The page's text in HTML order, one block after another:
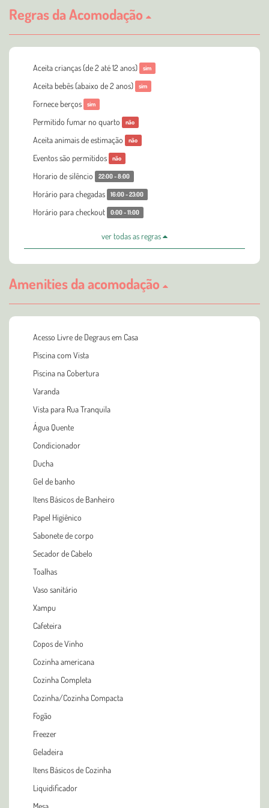
Regras da Acomodação
Aceita crianças (de 2 até 12 anos) sim
Aceita bebês (abaixo de 2 anos) sim
Fornece berços sim
Permitido fumar no quarto não
Aceita animais de estimação não
Eventos são permitidos não
Horario de silêncio 22:00 - 8:00
Horário para chegadas 16:00 - 23:00
Horário para checkout 0:00 - 11:00
ver todas as regras
Amenities da acomodação
Acesso Livre de Degraus em Casa
Piscina com Vista
Piscina na Cobertura
Varanda
Vista para Rua Tranquila
Água Quente
Condicionador
Ducha
Gel de banho
Itens Básicos de Banheiro
Papel Higiênico
Sabonete de corpo
Secador de Cabelo
Toalhas
Vaso sanitário
Xampu
Cafeteira
Copos de Vinho
Cozinha americana
Cozinha Completa
Cozinha/Cozinha Compacta
Fogão
Freezer
Geladeira
Itens Básicos de Cozinha
Liquidificador
Mesa